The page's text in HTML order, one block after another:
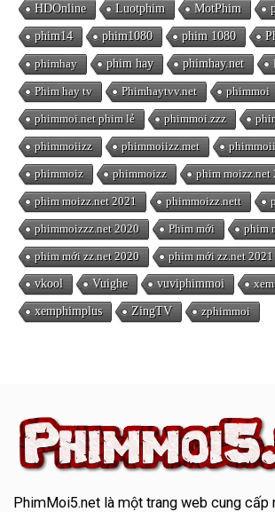
HDOnline Luotphim MotPhim
phim14 phim1080 phim 1080
phimhay phim hay phimhay.net
Phim hay tv Phimhaytvv.net phimmoi
phimmoi.net phim lẻ phimmoi.zzz
phimmoiizz phimmoiizz.met
phimmoiz phimmoizz phim moizz.net
phim moizz.net 2021 phimmoizz.nett
phimmoizzz.net 2020 Phim mới phim
phim mới zz.net 2020 phim mới zz.net 2021
vkool Vuighe vuviphimmoi
xemphimplus ZingTV zphimmoi
PhimMoi5.netlà một trang web cung cấp